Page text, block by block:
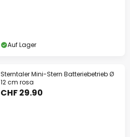
Auf Lager
Sterntaler Mini-Stern Batteriebetrieb Ø
12 cm rosa
CHF 29.90